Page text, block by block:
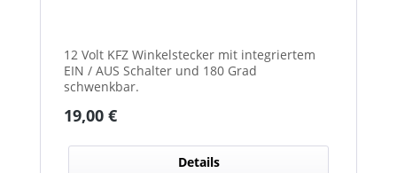
12 Volt KFZ Winkelstecker mit integriertem
EIN / AUS Schalter und 180 Grad
schwenkbar.
Regulärer Preis:
19,00 €
Details